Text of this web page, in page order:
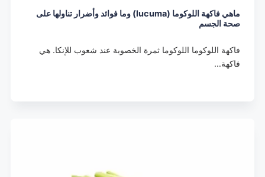
ماهي فاكهة اللوكوما (lucuma) وما فوائد وأضرار تناولها على
صحة الجسم
فاكهة اللوكوما اللوكوما ثمرة الخصوبة عند شعوب للإنكا. هي
فاكهة…